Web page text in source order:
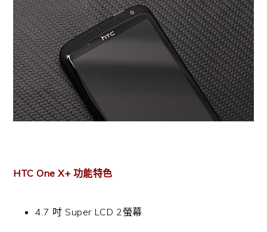
HTC One X+ 功能特色
4.7 吋 Super LCD 2螢幕